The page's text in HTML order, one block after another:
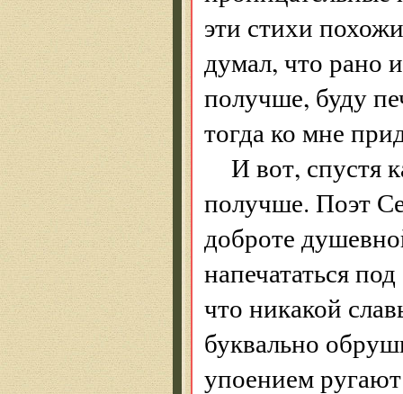
эти стихи
думал, что рано
получше, буду
тогда ко мне
И вот, спустя
получше. Поэт
доброте
напечататься
что никакой
буквально
упоением